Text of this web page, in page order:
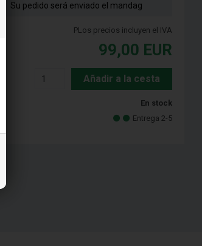
Su pedido será enviado el mandag
PLos precios incluyen el IVA
99,00 EUR
Añadir a la cesta
En stock
Entrega 2-5